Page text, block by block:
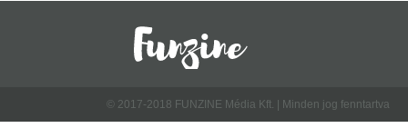
© 2017-2018 FUNZINE Média Kft. | Minden jog fenntartva